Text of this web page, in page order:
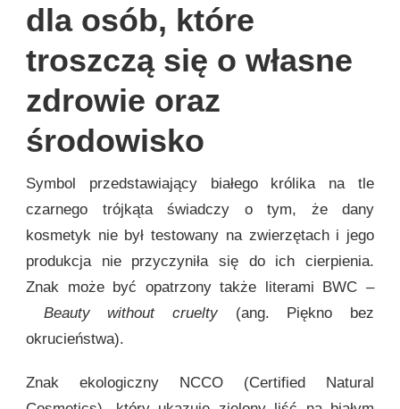
dla osób, które
troszczą się o własne
zdrowie oraz
środowisko
Symbol przedstawiający białego królika na tle
czarnego trójkąta świadczy o tym, że dany
kosmetyk nie był testowany na zwierzętach i jego
produkcja nie przyczyniła się do ich cierpienia.
Znak może być opatrzony także literami BWC –
Beauty without cruelty (ang. Piękno bez
okrucieństwa).
Znak ekologiczny NCCO (Certified Natural